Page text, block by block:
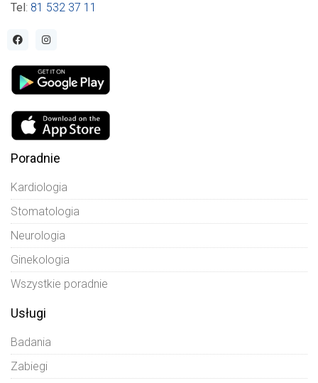
Tel: 81 532 37 11
Poradnie
Kardiologia
Stomatologia
Neurologia
Ginekologia
Wszystkie poradnie
Usługi
Badania
Zabiegi